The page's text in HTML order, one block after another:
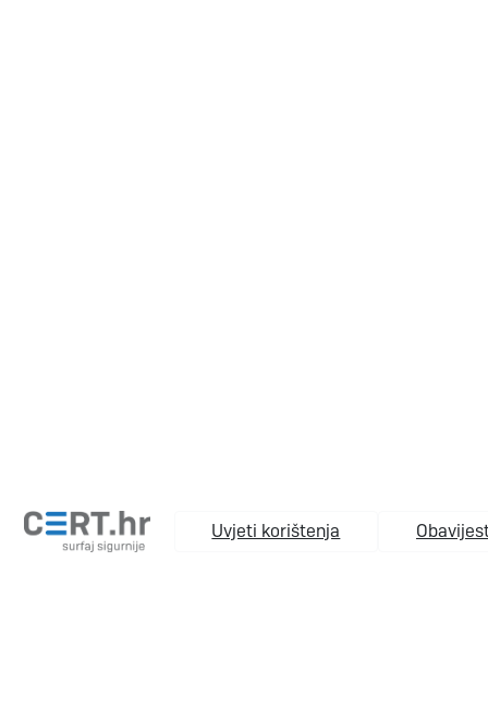
Uvjeti korištenja